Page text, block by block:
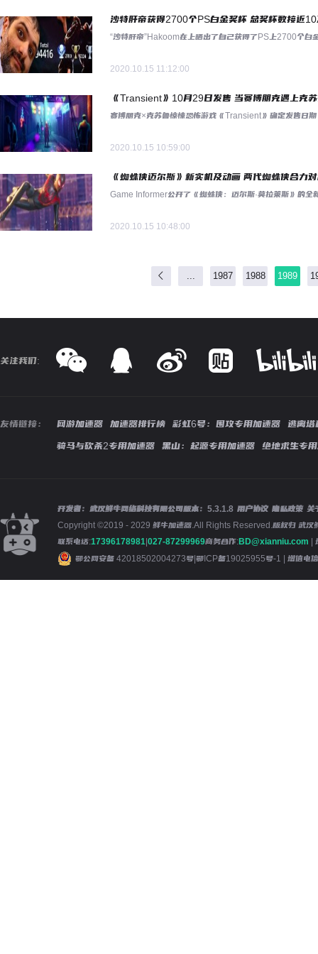
沙特肝帝获得2700个PS白金奖杯 总奖杯数接近
“沙特肝帝”Hakoom在上晒出了自己获得了PS上2700个白
2020.10.15 11:12:00
《Transient》10月29日发售 当赛博朋克遇上克
赛博朋克×克苏鲁惊悚恐怖游戏《Transient》确定发售日
2020.10.15 10:59:00
《蜘蛛侠迈尔斯》新实机及动画 两代蜘蛛侠合力
Game Informer公开了《蜘蛛侠：迈尔斯·莫拉莱斯》的全
2020.10.15 10:48:00
... 1987 1988 1989
关注我们:
友情链接： 网游加速器 加速器排行榜 彩虹6号：围攻专用加速器
逃离塔
骑马与砍杀2专用加速器
黑山：起源专用加速器 绝地求生专
开发者：武汉鲜牛网络科技有限公司版本： 5.3.1.8 用户协议 隐私政策 关
Copyright ©2019 - 2029 鲜牛加速器.All Rights Reserved.版权归 武汉
联系电话:17396178981 027-87299969商务合作:BD@xianniu.com |
鄂公网安备 42018502004273号 鄂ICP备19025955号-1 | 增值电